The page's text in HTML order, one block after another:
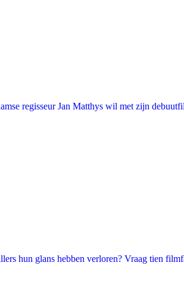
regisseur Jan Matthys wil met zijn
hun glans hebben verloren? Vraag tien